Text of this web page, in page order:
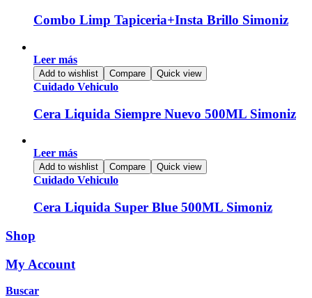
Combo Limp Tapiceria+Insta Brillo Simoniz
Leer más
Add to wishlist Compare Quick view
Cuidado Vehiculo
Cera Liquida Siempre Nuevo 500ML Simoniz
Leer más
Add to wishlist Compare Quick view
Cuidado Vehiculo
Cera Liquida Super Blue 500ML Simoniz
Shop
My Account
Buscar